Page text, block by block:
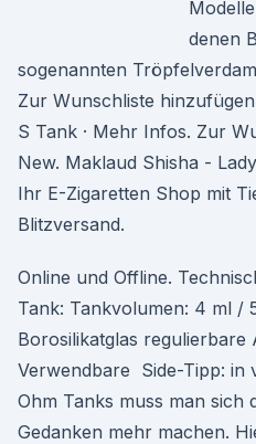
denen
sogenannten
Zur Wunschliste
S Tank · Mehr Infos. Zur
New. Maklaud Shisha -
Ihr E-Zigaretten Shop mit
Blitzversand.
Online und Offline.
Tank: Tankvolumen: 4 ml /
Borosilikatglas regulierbare
Verwendbare Side-Tipp: in
Ohm Tanks muss man sich
Gedanken mehr machen.